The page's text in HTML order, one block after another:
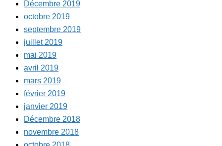
Décembre 2019
octobre 2019
septembre 2019
juillet 2019
mai 2019
avril 2019
mars 2019
février 2019
janvier 2019
Décembre 2018
novembre 2018